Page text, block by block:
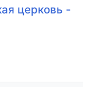
церковь -